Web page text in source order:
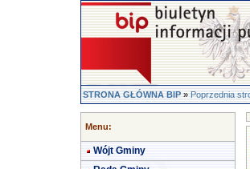
STRONA GŁÓWNA BIP»Poprzednia
Menu:
Wójt Gminy